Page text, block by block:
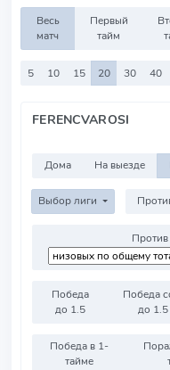
Весь
матч
Первый
тайм
5 10 15 20 30 40
FERENCVAROSI
Дома На выезде
Выбор лиги
Победа
до 1.5
Победа
до 1.5
Победа в 1-
тайме